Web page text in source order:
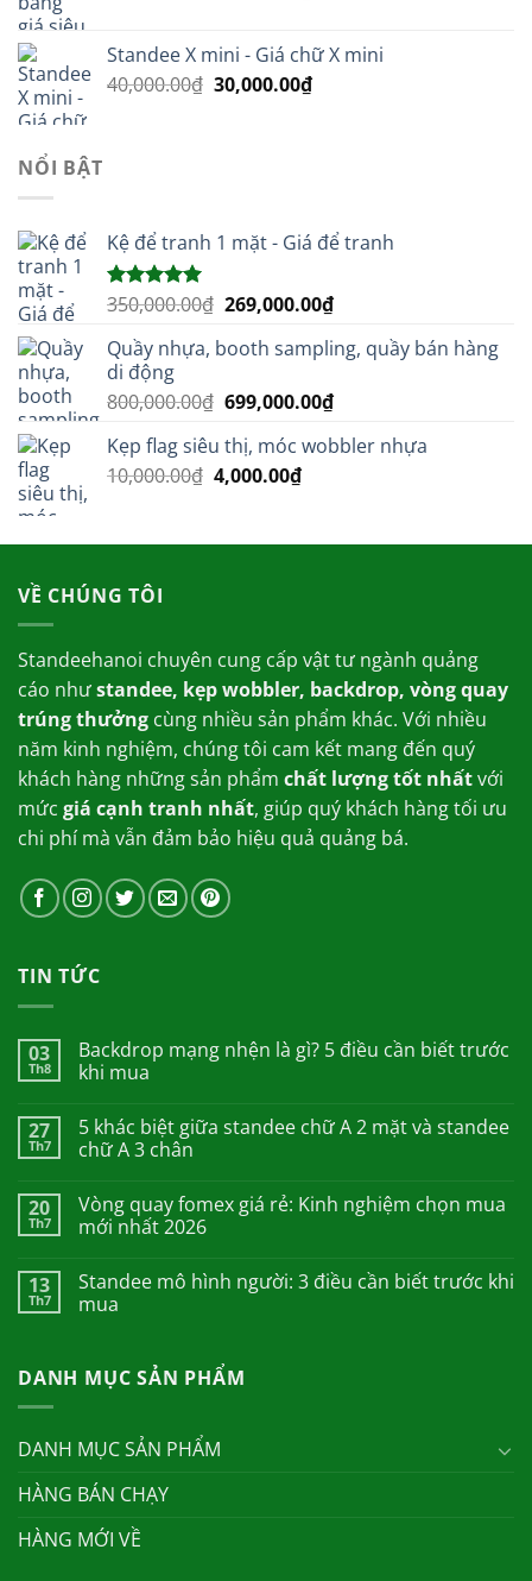
37,000.00₫.là:
27,000.00₫.
Standee X mini - Giá chữ X mini
40,000.00₫ Giá
30,000.00₫Giá
NỔI BẬT
Kệ để tranh 1 mặt - Giá để tranh
Được xếp
hạng
5 sao
350,000.00₫ Giá
là:
269,000.00₫Giá
tại
269,000.00₫.
Quầy nhựa, booth sampling, quầy bán hàng
di động
800,000.00₫ Giá
là:
800,000.00₫.
699,000.00₫Giá
tại
Kẹp flag siêu thị, móc wobbler nhựa
10,000.00₫ Giá
10,000.00₫.
4,000.00₫Giá
là:
VỀ CHÚNG TÔI
Standeehanoi chuyên cung cấp vật tư ngành quảng
cáo nhưstandee, kẹp wobbler, backdrop, vòng quay
trúng thưởng cùng nhiều sản phẩm khác. Với nhiều
năm kinh nghiệm, chúng tôi cam kết mang đến quý
khách hàng những sản phẩm chất lượng tốt nhấtvới
mức giá cạnh tranh nhất, giúp quý khách hàng tối ưu
chi phí mà vẫn đảm bảo hiệu quả quảng bá.
TIN TỨC
03
Th8
Backdrop mạng nhện là gì? 5 điều cần biết trước
khi mua
27
Th7
5 khác biệt giữa standee chữ A 2 mặt và standee
chữ A 3 chân
20
Th7
Vòng quay fomex giá rẻ: Kinh nghiệm chọn mua
mới nhất 2026
13
Th7
Standee mô hình người: 3 điều cần biết trước khi
mua
DANH MỤC SẢN PHẨM
DANH MỤC SẢN PHẨM
HÀNG BÁN CHẠY
HÀNG MỚI VỀ